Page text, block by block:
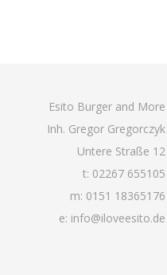
Esito Burger and More
Inh. Gregor Gregorczyk
Untere Straße 12
t: 02267 655105
m: 0151 18365176
e: info@iloveesito.de